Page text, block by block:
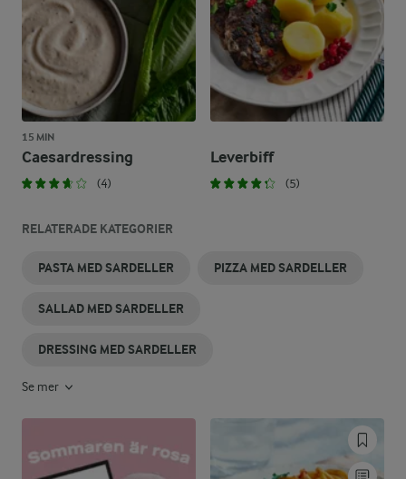
15 MIN
Caesardressing
(4)
Leverbiff
(5)
RELATERADE KATEGORIER
PASTA MED SARDELLER PIZZA MED SARDELLER
SALLAD MED SARDELLER
DRESSING MED SARDELLER
Se mer